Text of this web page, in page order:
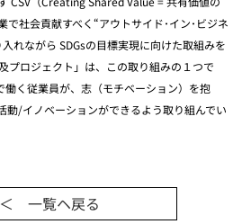
で社会貢献すべく“アウトサイド･イン･ビジネ
れながら SDGsの目標実現に向けた取組みを
プロジェクト」は、この取り組みの１つで
働く従業員が、志（モチベーション）を抱
動/イノベーションができるよう取り組んでい
＜ 一覧ヘ戻る